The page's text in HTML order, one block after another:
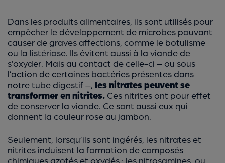
Dans les produits alimentaires, ils sont utilisés pour
empêcher le développement de microbes pouvant
causer de graves affections, comme le botulisme
ou la listériose. Ils évitent aussi à la viande de
s’oxyder. Mais au contact de celle-ci – ou sous
l’action de certaines bactéries présentes dans
notre tube digestif –, les nitrates peuvent se
transformer en nitrites. Ces nitrites ont pour effet
de conserver la viande. Ce sont aussi eux qui
donnent la couleur rose au jambon.
Seulement, lorsqu’ils sont ingérés, les nitrates et
nitrites induisent la formation de composés
chimiques azotés et oxydés : les nitrosamines, ou